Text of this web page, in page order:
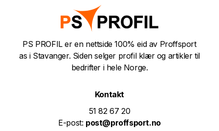
PS PROFIL er en nettside 100% eid av Proffsport
as i Stavanger. Siden selger profil klær og artikler til
bedrifter i hele Norge.
Kontakt
51 82 67 20
E-post: post@proffsport.no